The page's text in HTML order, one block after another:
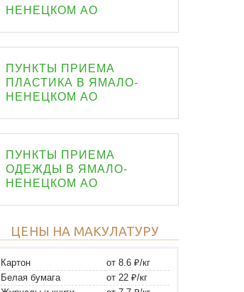
НЕНЕЦКОМ АО
ПУНКТЫ ПРИЕМА
ПЛАСТИКА В ЯМАЛО-
НЕНЕЦКОМ АО
ПУНКТЫ ПРИЕМА
ОДЕЖДЫ В ЯМАЛО-
НЕНЕЦКОМ АО
ЦЕНЫ НА МАКУЛАТУРУ
Картон
от 8.6 ₽/кг
Белая бумага
от 22 ₽/кг